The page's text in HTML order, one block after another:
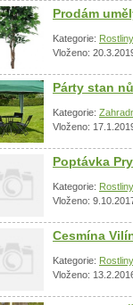
Prodám
Kategorie:
Vloženo:
Párty stan
Kategorie:
Vloženo:
Poptávka
Kategorie:
Vloženo:
Cesmína
Kategorie:
Vloženo: